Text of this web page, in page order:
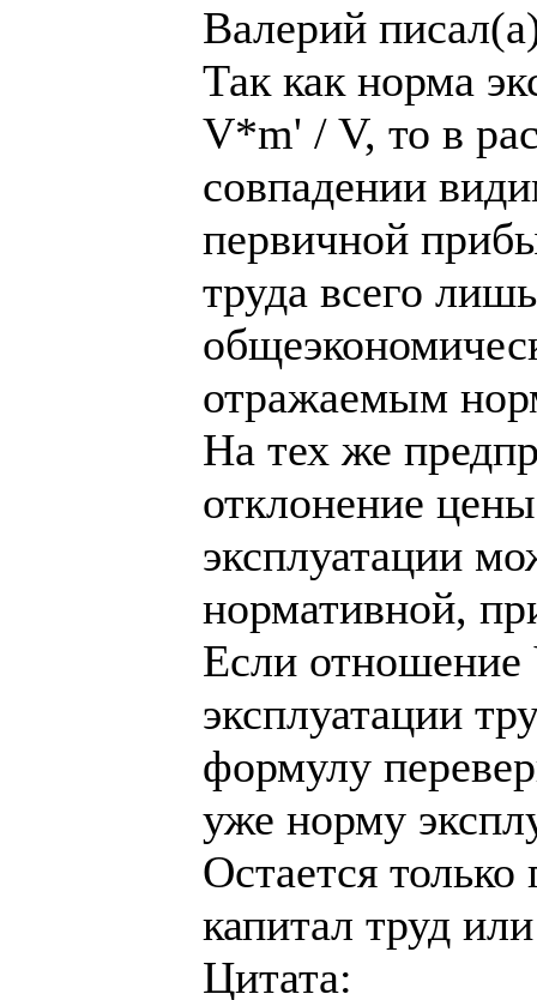
Валерий
Так как норма
V*m' / V, то в
совпадении
первичной
труда всего
отражаемым
На тех же
отклонение
эксплуатации
нормативной,
Если
эксплуатации
формулу
уже норму
Остается только
капитал труд
Цитата: